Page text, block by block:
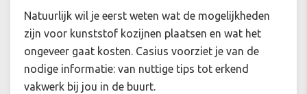
Natuurlijk wil je eerst weten wat de mogelijkheden
zijn voor kunststof kozijnen plaatsen en wat het
ongeveer gaat kosten. Casius voorziet je van de
nodige informatie: van nuttige tips tot erkend
vakwerk bij jou in de buurt.